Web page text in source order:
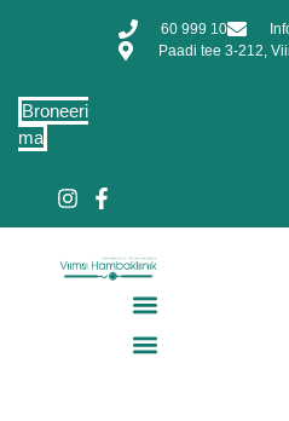
60 999 10
Paadi tee 3-212,
Broneeri
ma